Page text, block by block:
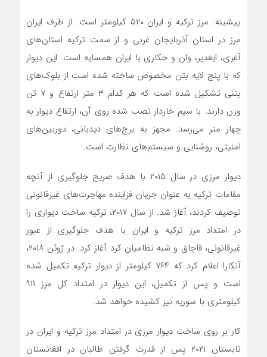
پیشینه: مرز ترکیه و ایران ۵۲۰ کیلومتر است. از طرف ایران
مرز در استان آذربایجان غربی و از سمت ترکیه استان‌های
آغری، ایغدیر، وان و حکاری با ایران همسایه است. این دیوار
که با پنج لایه بتن مخصوص ساخته شده است از بلوک‌های
بتنی تشکیل شده است که هر کدام ۳ متر ارتفاع و ۷ تن
وزن دارند. با سیم خاردار نصب شده روی آن، ارتفاع دیوار به
چهار متر‌ می‌رسد. مجهز به برج‌های دیدبانی، دوربین‌های
امنیتی، روشنایی و سیستم‌های نظارت است.
دیوار مرزی در سال ۲۰۱۵ با هدف صریح جلوگیری از آنچه
مقامات ترکیه به عنوان جریان فزاینده مهاجرت‌های غیرقانونی
توصیف کردند، آغاز شد. از سال ۲۰۱۷، ترکیه ساخت دیواری را
در امتداد مرز ترکیه و ایران با هدف جلوگیری از عبور
غیرقانونی، قاچاق و شبه نظامیان کرد آغاز کرد. در ژوئن ۲۰۱۸،
آنکارا اعلام کرد که ۷۶۴ کیلومتر از دیوار ترکیه تکمیل شده
است و پس از تکمیل، این دیوار در امتداد کل مرز ۹۱۱
کیلومتری با سوریه نیز کشیده خواهد شد.
کار بر روی ساخت دیوار مرزی در امتداد مرز ترکیه و ایران در
تابستان ۲۰۲۱ پس از قدرت گرفتن طالبان در افغانستان